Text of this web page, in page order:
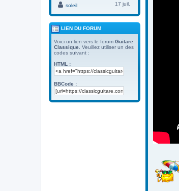
soleil
17 juil.
LIEN DU FORUM
Voici un lien vers le forum Guitare
Classique . Veuillez utiliser un des
codes suivant :
HTML :
BBCode :